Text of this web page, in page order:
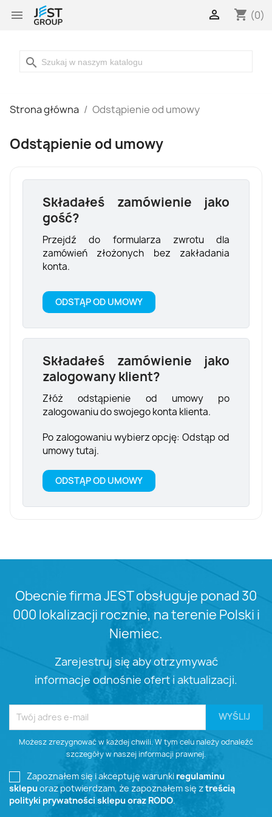
 shopping_cart (0)

search
Strona główna Odstąpienie od umowy
Odstąpienie od umowy
Składałeś zamówienie jako
gość?
Przejdź do formularza zwrotu dla
zamówień złożonych bez zakładania
konta.
ODSTĄP OD UMOWY
Składałeś zamówienie jako
zalogowany klient?
Złóż odstąpienie od umowy po
zalogowaniu do swojego konta klienta.
Po zalogowaniu wybierz opcję: Odstąp od
umowy tutaj.
ODSTĄP OD UMOWY
Obecnie firma JEST obsługuje ponad 30
000 lokalizacji rocznie, na terenie Polski i
Niemiec.
Zarejestruj się aby otrzymywać
informacje odnośnie ofert i aktualizacji.
Możesz zrezygnować w każdej chwili. W tym celu należy odnaleźć
szczegóły w naszej informacji prawnej.
Zapoznałem się i akceptuję warunki regulaminu
sklepuoraz potwierdzam, że zapoznałem się ztreścią
polityki prywatności sklepu oraz RODO.